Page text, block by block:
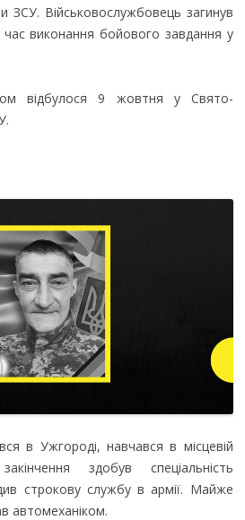
ЗСУ. Військовослужбовець загинув
виконання бойового завдання у
відбулося 9 жовтня у Свято-
в Ужгороді, навчався в місцевій
здобув спеціальність
строкову службу в армії. Майже
автомеханіком.